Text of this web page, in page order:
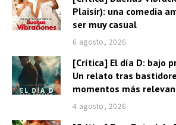
Plaisir): una comedia
ser muy casual
6 agosto, 2026
[Crítica] El día D: bajo
Un relato tras
momentos más
4 agosto, 2026